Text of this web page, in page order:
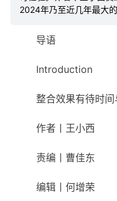
2024年乃至近几年最大
导语
Introduction
整合效果有待时间
作者丨王小西
责编丨曹佳东
编辑丨何增荣